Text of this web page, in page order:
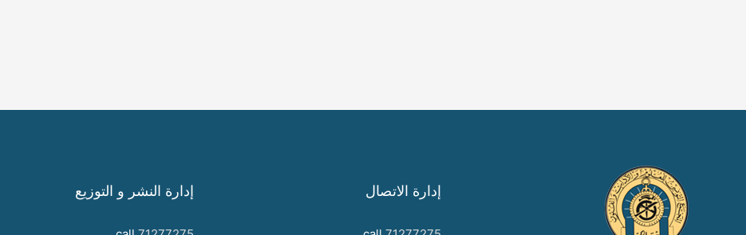
إدارة الاتصال إدارة النشر و التوزيع